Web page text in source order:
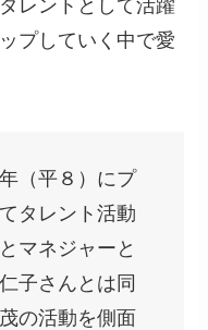
レントとして活躍
プしていく中で愛
（平８）にプ
タレント活動
マネジャーと
子さんとは同
の活動を側面